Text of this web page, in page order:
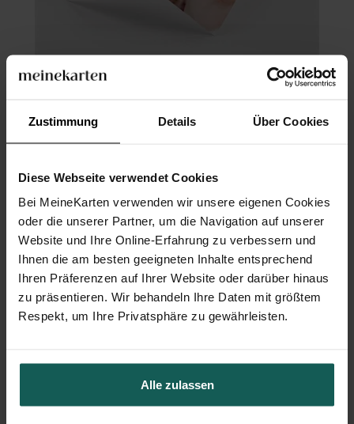
Zustimmung Details Über Cookies
Diese Webseite verwendet Cookies
Bei MeineKarten verwenden wir unsere eigenen Cookies
oder die unserer Partner, um die Navigation auf unserer
Website und Ihre Online-Erfahrung zu verbessern und
Ihnen die am besten geeigneten Inhalte entsprechend
Ihren Präferenzen auf Ihrer Website oder darüber hinaus
zu präsentieren. Wir behandeln Ihre Daten mit größtem
Respekt, um Ihre Privatsphäre zu gewährleisten.
Alle zulassen